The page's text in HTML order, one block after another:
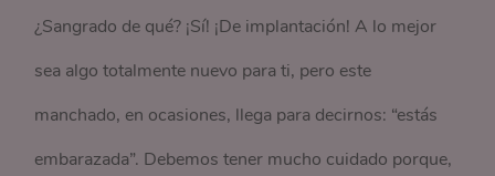
¿Sangrado de qué? ¡Sí! ¡De implantación! A lo mejor
sea algo totalmente nuevo para ti, pero este
manchado, en ocasiones, llega para decirnos: “estás
embarazada”. Debemos tener mucho cuidado porque,